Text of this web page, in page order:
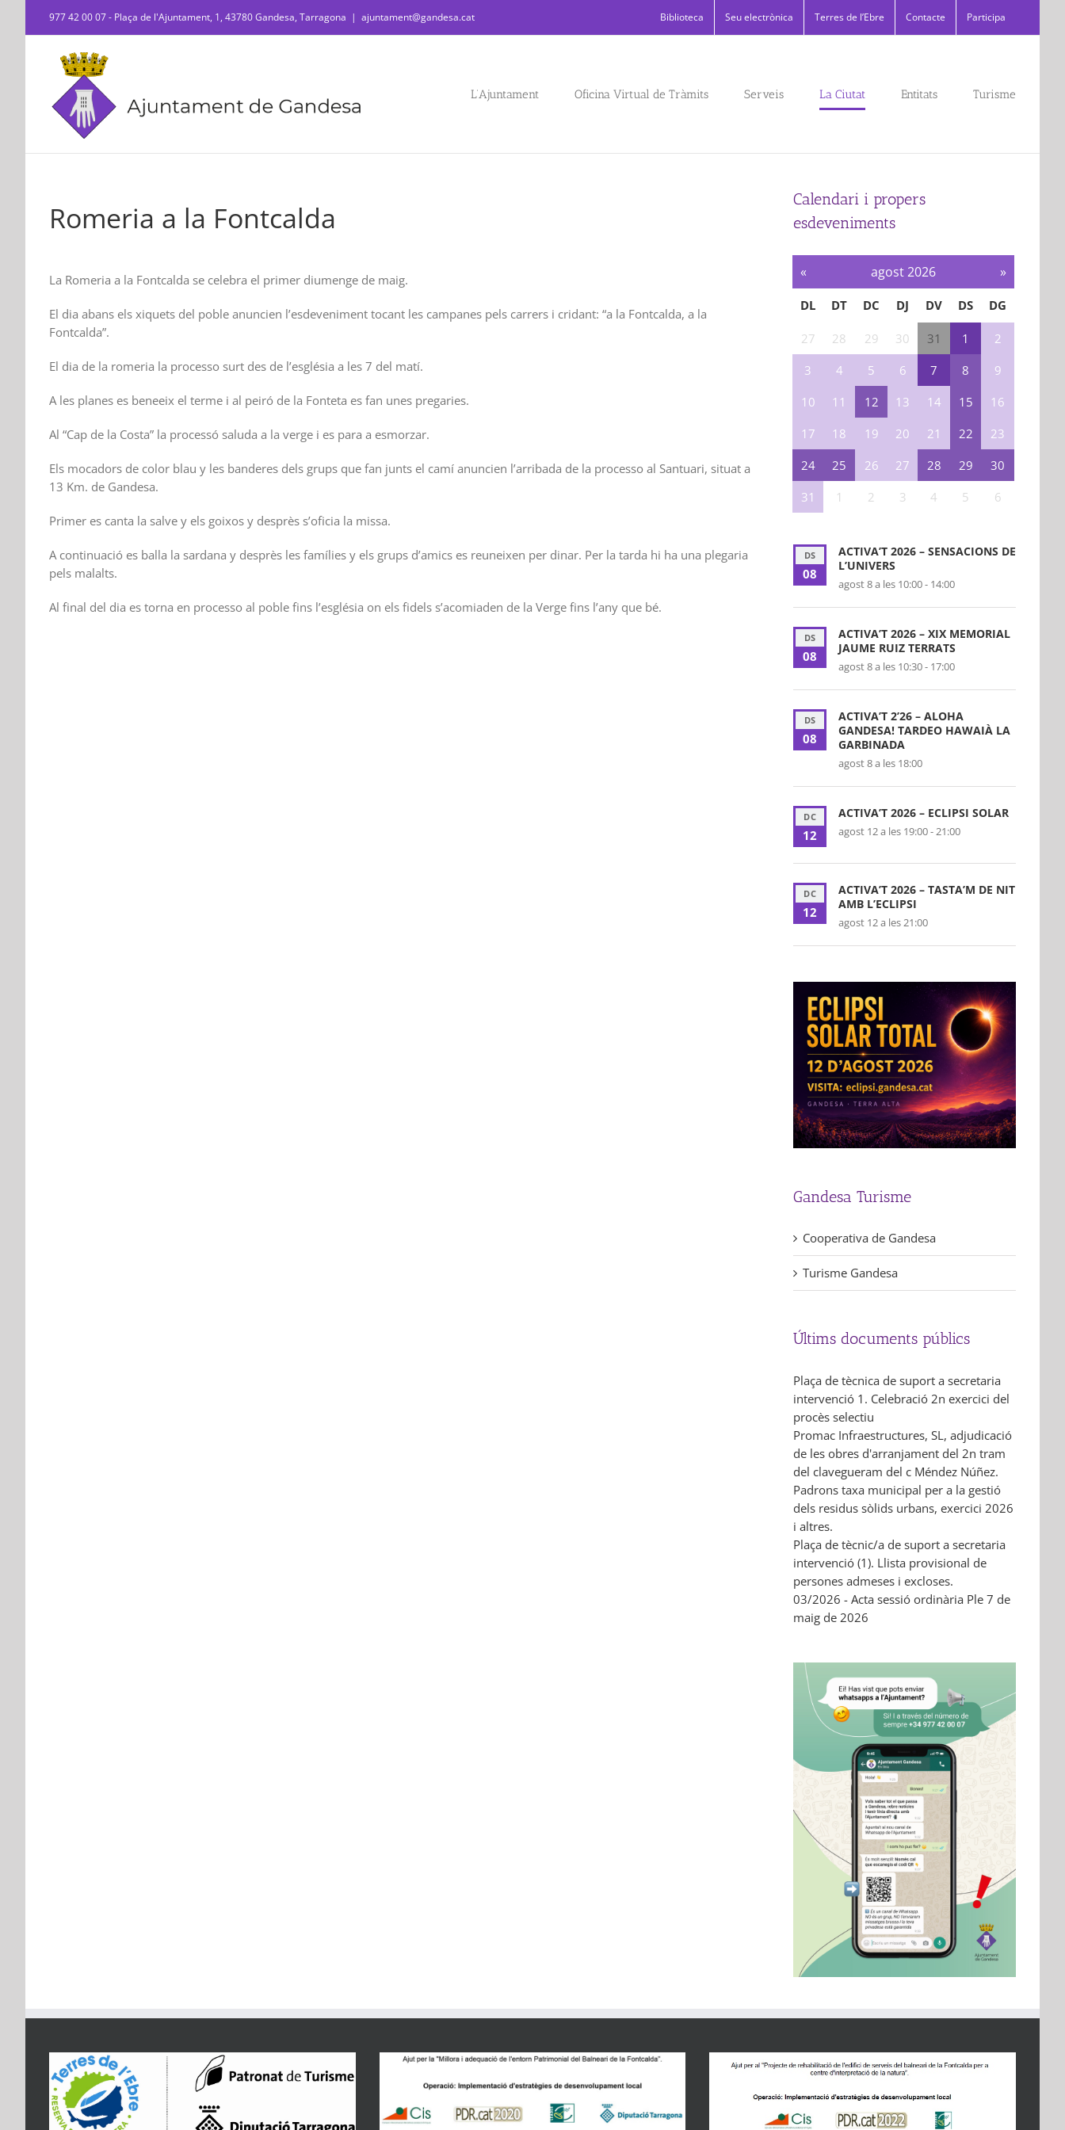
977 42 00 07 - Plaça de l'Ajuntament, 1, 43780 Gandesa, Tarragona | ajuntament@gandesa.cat Biblioteca Seu electrònica Terres de l’Ebre Contacte Participa
L’Ajuntament Oficina Virtual de Tràmits Serveis La Ciutat Entitats Turisme
Romeria a la Fontcalda
La Romeria a la Fontcalda se celebra el primer diumenge de maig.
El dia abans els xiquets del poble anuncien l’esdeveniment tocant les campanes pels carrers i cridant: “a la Fontcalda, a la
Fontcalda”.
El dia de la romeria la processo surt des de l’església a les 7 del matí.
A les planes es beneeix el terme i al peiró de la Fonteta es fan unes pregaries.
Al “Cap de la Costa” la processó saluda a la verge i es para a esmorzar.
Els mocadors de color blau y les banderes dels grups que fan junts el camí anuncien l’arribada de la processo al Santuari, situat a
13 Km. de Gandesa.
Primer es canta la salve y els goixos y desprès s’oficia la missa.
A continuació es balla la sardana y desprès les famílies y els grups d’amics es reuneixen per dinar. Per la tarda hi ha una plegaria
pels malalts.
Al final del dia es torna en processo al poble fins l’església on els fidels s’acomiaden de la Verge fins l’any que bé.
Calendari i propers
esdeveniments
« agost 2026 »
DL DT DC DJ DV DS DG
27 28 29 30 31 1
2
3
4 5 6 7 8
9
10
11 12 13 14 15
16
17
18 19 20 21 22
23
24
25 26 27 28 29
30
31
1 2 3 4 5 6
DS
08
ACTIVA’T 2026 – SENSACIONS DE
L’UNIVERS
agost 8 a les 10:00- 14:00
DS
08
ACTIVA’T 2026 – XIX MEMORIAL
JAUME RUIZ TERRATS
agost 8 a les 10:30- 17:00
DS
08
ACTIVA’T 2’26 – ALOHA
GANDESA! TARDEO HAWAIÀ LA
GARBINADA
agost 8 a les 18:00
DC
12
ACTIVA’T 2026 – ECLIPSI SOLAR
agost 12 a les 19:00-21:00
DC
12
ACTIVA’T 2026 – TASTA’M DE NIT
AMB L’ECLIPSI
agost 12 a les 21:00
Gandesa Turisme
Cooperativa de Gandesa
Turisme Gandesa
Últims documents públics
Plaça de tècnica de suport a secretaria
intervenció 1. Celebració 2n exercici del
procès selectiu
Promac Infraestructures, SL, adjudicació
de les obres d'arranjament del 2n tram
del clavegueram del c Méndez Núñez.
Padrons taxa municipal per a la gestió
dels residus sòlids urbans, exercici 2026
i altres.
Plaça de tècnic/a de suport a secretaria
intervenció (1). Llista provisional de
persones admeses i excloses.
03/2026 - Acta sessió ordinària Ple 7 de
maig de 2026